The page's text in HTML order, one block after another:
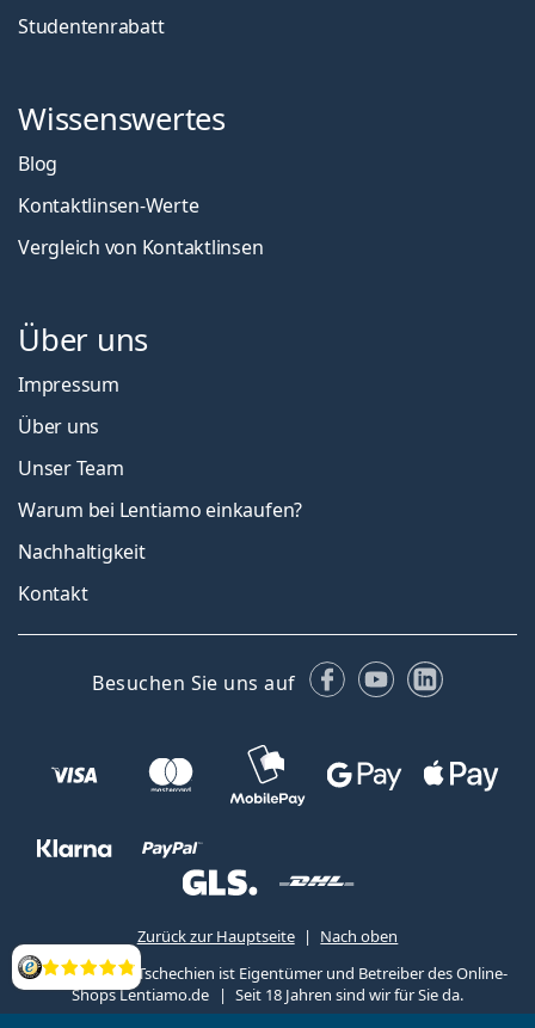
Bewertung
Studentenrabatt
Wissenswertes
Blog
Kontaktlinsen-Werte
Vergleich von Kontaktlinsen
Über uns
Impressum
Über uns
Unser Team
Warum bei Lentiamo einkaufen?
Nachhaltigkeit
Kontakt
Besuchen Sie uns auf Facebook
YouTubeLinkedIn
Zurück zur Hauptseite
Nach oben
Lentiamo s.r.o., Tschechien ist Eigentümer und Betreiber des Online-
Shops Lentiamo.de
Seit 18 Jahren sind wir für Sie da.